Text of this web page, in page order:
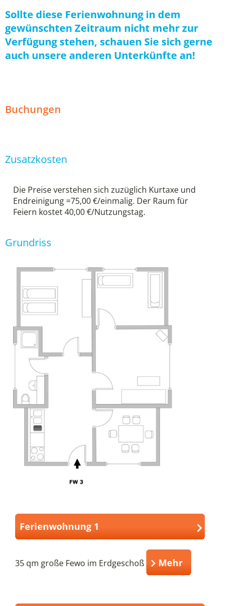
Sollte diese Ferienwohnung in dem
gewünschten Zeitraum nicht mehr zur
Verfügung stehen, schauen Sie sich gerne
auch unsere anderen Unterkünfte an!
Buchungen
Zusatzkosten
Die Preise verstehen sich zuzüglich Kurtaxe und
Endreinigung =75,00 €/einmalig. Der Raum für
Feiern kostet 40,00 €/Nutzungstag.
Grundriss
Ferienwohnung 1
35 qm große Fewo im Erdgeschoß Mehr